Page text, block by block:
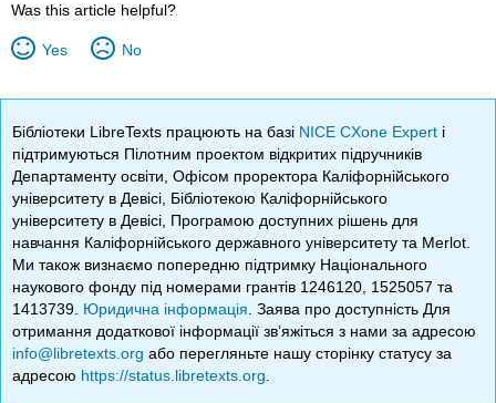
Was this article helpful?
Yes No
Бібліотеки LibreTexts працюють на базі NICE CXone Expert і
підтримуються Пілотним проектом відкритих підручників
Департаменту освіти, Офісом проректора Каліфорнійського
університету в Девісі, Бібліотекою Каліфорнійського
університету в Девісі, Програмою доступних рішень для
навчання Каліфорнійського державного університету та Merlot.
Ми також визнаємо попередню підтримку Національного
наукового фонду під номерами грантів 1246120, 1525057 та
1413739. Юридична інформація . Заява про доступність Для
отримання додаткової інформації зв’яжіться з нами за адресою
info@libretexts.org або перегляньте нашу сторінку статусу за
адресою https://status.libretexts.org